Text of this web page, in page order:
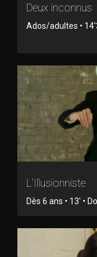
Deux inconnus
Ados/adultes •
L'Illusionniste
Dès 6 ans • 13' •